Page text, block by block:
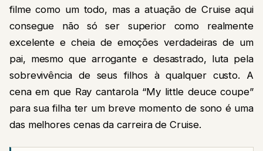
filme como um todo, mas a atuação de Cruise aqui
consegue não só ser superior como realmente
excelente e cheia de emoções verdadeiras de um
pai, mesmo que arrogante e desastrado, luta pela
sobrevivência de seus filhos à qualquer custo. A
cena em que Ray cantarola “My little deuce coupe”
para sua filha ter um breve momento de sono é uma
das melhores cenas da carreira de Cruise.